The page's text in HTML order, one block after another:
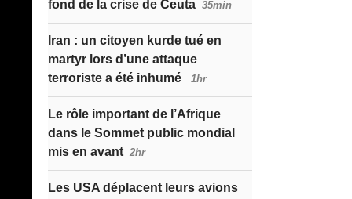
fond de la crise de Ceuta 35min
Iran : un citoyen kurde tué en
martyr lors d’une attaque
terroriste a été inhumé
1hr
Le rôle important de l’Afrique
dans le Sommet public mondial
mis en avant 2hr
Les USA déplacent leurs avions